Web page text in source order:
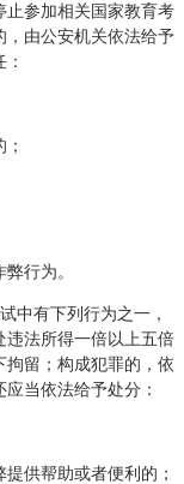
止参加相关国家教育考
，由公安机关依法给予
行为。
有下列行为之一，
违法所得一倍以上五倍
拘留；构成犯罪的，依
当依法给予处分：
供帮助或者便利的；